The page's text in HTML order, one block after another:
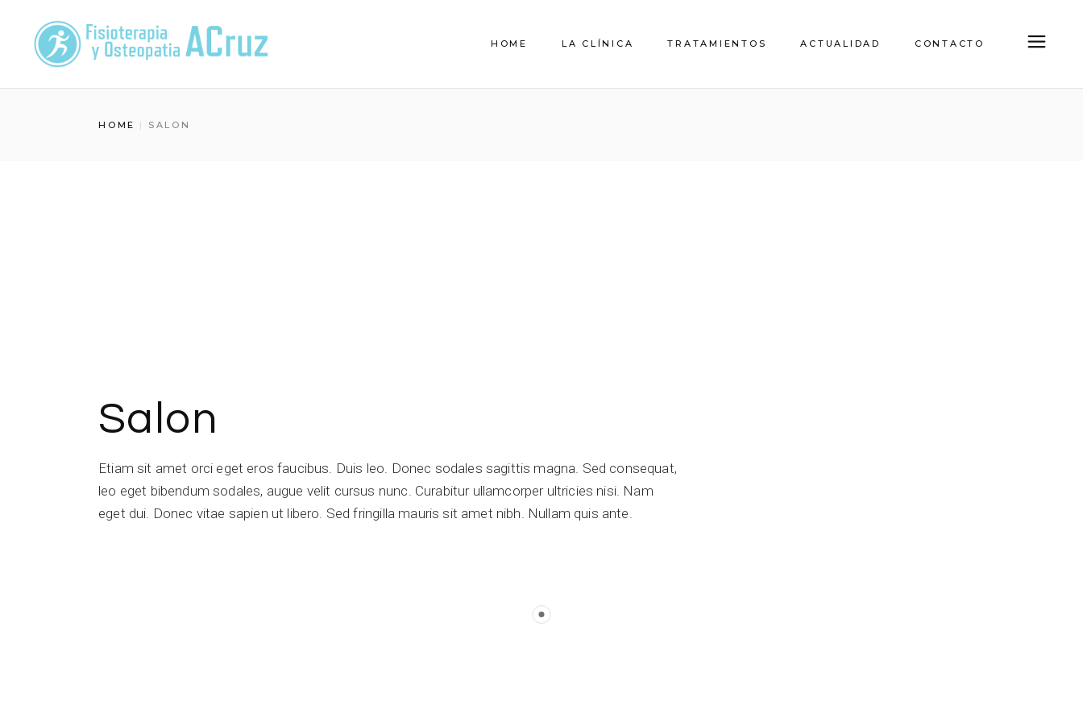
content
HOME LA CLÍNICA TRATAMIENTOS ACTUALIDAD CONTACTO
HOME SALON
Salon
Etiam sit amet orci eget eros faucibus. Duis leo. Donec sodales sagittis magna. Sed consequat,
leo eget bibendum sodales, augue velit cursus nunc. Curabitur ullamcorper ultricies nisi. Nam
eget dui. Donec vitae sapien ut libero. Sed fringilla mauris sit amet nibh. Nullam quis ante.